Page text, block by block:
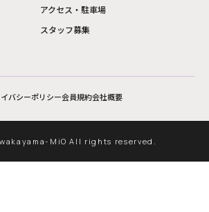
アクセス・駐車場
スタッフ募集
バシーポリシー会員規約会社概要
MiO All rights reserved.